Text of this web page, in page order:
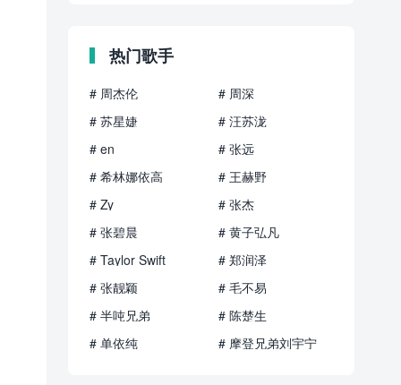
热门歌手
# 周杰伦
# 周深
# 苏星婕
# 汪苏泷
# en
# 张远
# 希林娜依高
# 王赫野
# Zy
# 张杰
# 张碧晨
# 黄子弘凡
# Taylor Swift
# 郑润泽
# 张靓颖
# 毛不易
# 半吨兄弟
# 陈楚生
# 单依纯
# 摩登兄弟刘宇宁